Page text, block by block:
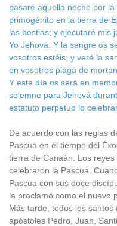
pasaré aquella noche por
primogénito en la tierra de
las bestias; y ejecutaré mis
Yo Jehová. Y la sangre os
vosotros estéis; y veré la
en vosotros plaga de
Y este día os será en
solemne para Jehová
estatuto perpetuo lo
De acuerdo con las reglas
Pascua en el tiempo del
tierra de Canaán. Los
celebraron la Pascua.
Pascua con sus doce
la proclamó como el nuevo
Más tarde, todos los
apóstoles Pedro, Juan,